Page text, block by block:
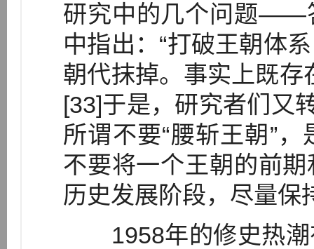
研究中的几个问题——
中指出：“打破王朝体
朝代抹掉。事实上既存
[33]于是，研究者们又
所谓不要“腰斩王朝”
不要将一个王朝的前
历史发展阶段，尽量保
1958年的修史热潮